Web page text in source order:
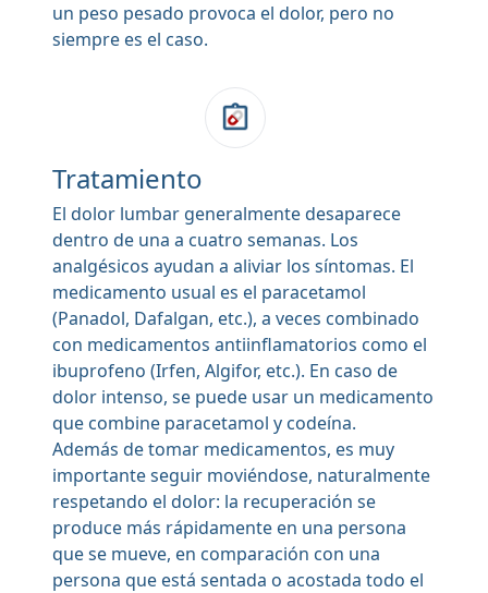
un peso pesado provoca el dolor, pero no
siempre es el caso.
Tratamiento
El dolor lumbar generalmente desaparece
dentro de una a cuatro semanas. Los
analgésicos ayudan a aliviar los síntomas. El
medicamento usual es el paracetamol
(Panadol, Dafalgan, etc.), a veces combinado
con medicamentos antiinflamatorios como el
ibuprofeno (Irfen, Algifor, etc.). En caso de
dolor intenso, se puede usar un medicamento
que combine paracetamol y codeína.
Además de tomar medicamentos, es muy
importante seguir moviéndose, naturalmente
respetando el dolor: la recuperación se
produce más rápidamente en una persona
que se mueve, en comparación con una
persona que está sentada o acostada todo el